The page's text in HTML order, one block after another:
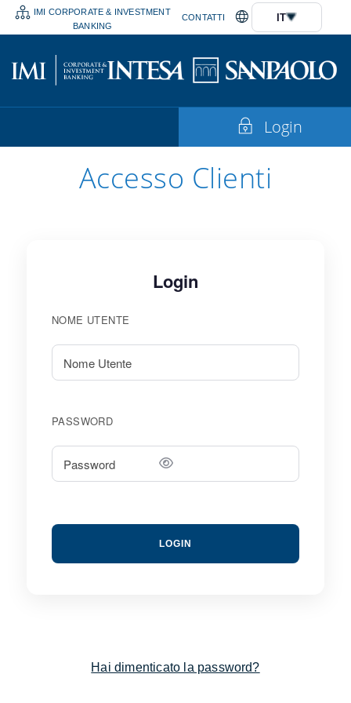
IMI CORPORATE & INVESTMENT
BANKING
CONTATTI IT
Login
Accesso Clienti
Login
NOME UTENTE
PASSWORD
LOGIN
Hai dimenticato la password?